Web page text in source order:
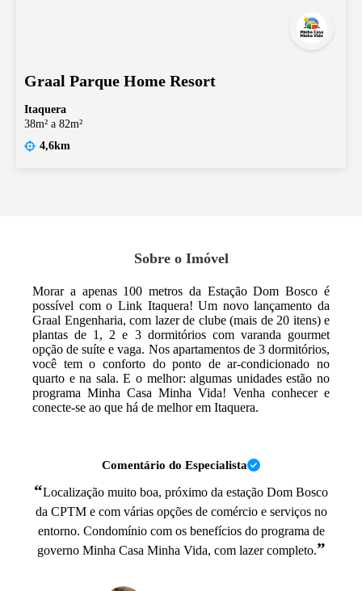
Graal Parque Home Resort
Itaquera
38m² a 82m²
4,6km
Sobre o Imóvel
Morar a apenas 100 metros da Estação Dom Bosco é
possível com o Link Itaquera! Um novo lançamento da
Graal Engenharia, com lazer de clube (mais de 20 itens) e
plantas de 1, 2 e 3 dormitórios com varanda gourmet
opção de suíte e vaga. Nos apartamentos de 3 dormitórios,
você tem o conforto do ponto de ar-condicionado no
quarto e na sala. E o melhor: algumas unidades estão no
programa Minha Casa Minha Vida! Venha conhecer e
conecte-se ao que há de melhor em Itaquera.
Comentário do Especialista
“Localização muito boa, próximo da estação Dom Bosco
da CPTM e com várias opções de comércio e serviços no
entorno. Condomínio com os benefícios do programa de
governo Minha Casa Minha Vida, com lazer completo.”